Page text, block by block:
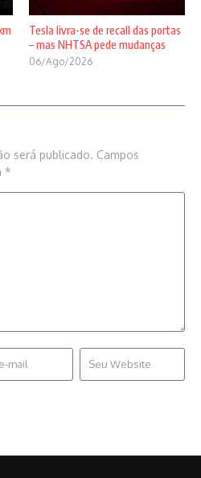
Tesla livra-se de recall das portas
– mas NHTSA pede mudanças
06/Ago/2026
será publicado. Campos
*